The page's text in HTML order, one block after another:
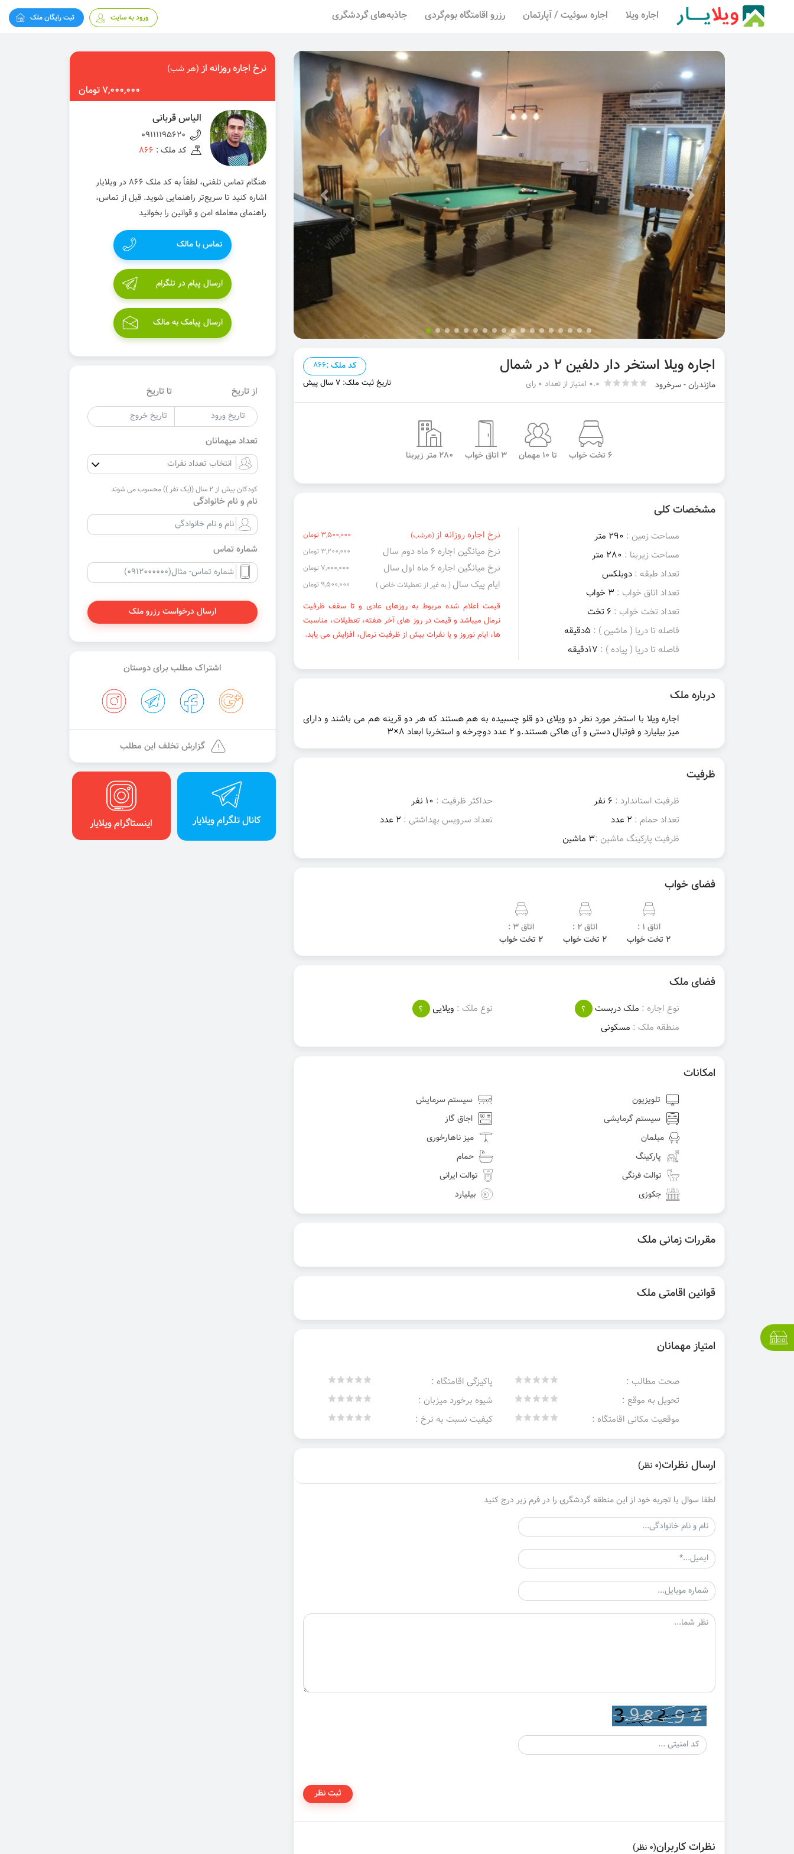
اجاره ویلا اجاره سوئیت / آپارتمان رزرو اقامتگاه بوم‌گردی جاذبه‌های گردشگری ورود به سایت ثبت رایگان ملک
اجاره ویلا استخر دار دلفین ۲ در شمال کد ملک :866
مازندران - سرخرود 0.0 امتیاز از تعداد 0 رای تاریخ ثبت ملک: 7 سال پیش
6 تخت خواب تا 10 مهمان 3 اتاق خواب 280 متر زیربنا
مشخصات کلی
مساحت زمین : 290 متر
مساحت زیربنا : 280 متر
تعداد طبقه : دوبلکس
تعداد اتاق خواب : 3 خواب
تعداد تخت خواب : 6 تخت
فاصله تا دریا ( ماشین ) : 5دقیقه
فاصله تا دریا ( پیاده ) : 17دقیقه
نرخ اجاره روزانه از(هرشب) 3,500,000 تومان
نرخ میانگین اجاره ۶ ماه دوم سال 3,200,000 تومان
نرخ میانگین اجاره ۶ ماه اول سال 7,000,000 تومان
ایام پیک سال ( به غیر از تعطیلات خاص ) 9,500,000 تومان
قیمت اعلام شده مربوط به روزهای عادی و تا سقف ظرفیت
نرمال میباشد و قیمت در روز های آخر هفته، تعطیلات، مناسبت
ها، ایام نوروز و یا نفرات بیش از ظرفیت نرمال، افزایش می یابد.
درباره ملک
اجاره ویلا با استخر مورد نطر دو ویلای دو قلو چسبیده به هم هستند که هر دو قرینه هم می باشند و دارای
میز بیلیارد و فوتبال دستی و آی هاکی هستند.و ۲ عدد دوچرخه و استخربا ابعاد ۸×۳
ظرفیت
ظرفیت استاندارد : 6 نفر حداکثر ظرفیت : 10 نفر
تعداد حمام : 2 عدد تعداد سرویس بهداشتی : 2 عدد
ظرفیت پارکینگ ماشین :3 ماشین
فضای خواب
اتاق 1 :
2 تخت خواب
اتاق 2 :
2 تخت خواب
اتاق 3 :
2 تخت خواب
فضای ملک
نوع اجاره : ملک دربست ؟ نوع ملک : ویلایی
؟
منطقه ملک : مسکونی
امکانات
تلویزیون
سیستم سرمایش
سیستم گرمایشی
اجاق گاز
مبلمان
میز ناهارخوری
پارکینگ
حمام
توالت فرنگی
توالت ایرانی
جکوزی
بیلیارد
مقررات زمانی ملک
قوانین اقامتی ملک
امتیاز مهمانان
صحت مطالب :
پاکیزگی اقامتگاه :
تحویل به موقع :
شیوه برخورد میزبان :
موقعیت مکانی اقامتگاه :
کیفیت نسبت به نرخ :
ارسال نظرات(0 نظر)
لطفا سوال یا تجربه خود از این منطقه گردشگری را در فرم زیر درج کنید
ثبت نظر
نظرات کاربران(0 نظر)
نرخ اجاره روزانه از(هر شب)
7,000,000 تومان
الیاس قربانی
09111195620
کد ملک : 866
هنگام تماس تلفنی، لطفاً به کد ملک 866 در ویلایار
اشاره کنید تا سریع‌تر راهنمایی شوید. قبل از تماس،
راهنمای معامله امن و قوانین را بخوانید
تماس با مالک
ارسال پیام در تلگرام
ارسال پیامک به مالک
از تاریخ تا تاریخ
تعداد میهمانان
کودکان بیش از 2 سال ((یک نفر )) محسوب می شوند
نام و نام خانوادگی
شماره تماس
ارسال درخواست رزرو ملک
اشتراک مطلب برای دوستان
گزارش تخلف این مطلب
کانال تلگرام ویلایار اینستاگرام ویلایار